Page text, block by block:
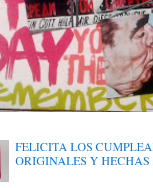
FELICITA LOS
ORIGINALES Y